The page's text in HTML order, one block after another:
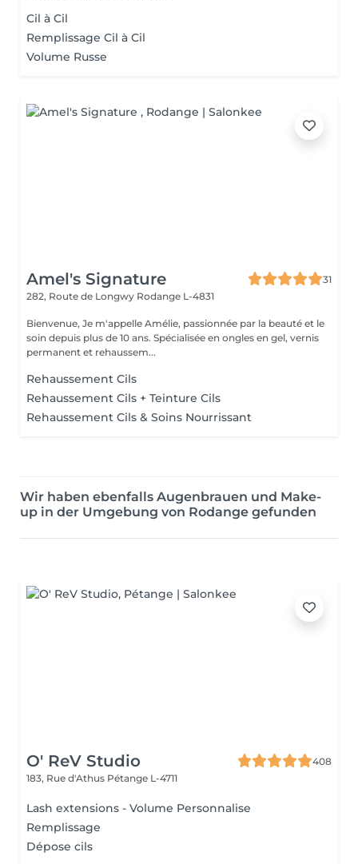
Cil à Cil
Remplissage Cil à Cil
Volume Russe
Amel's Signature
31
282, Route de Longwy Rodange L-4831
Bienvenue, Je m'appelle Amélie, passionnée par la beauté et le
soin depuis plus de 10 ans. Spécialisée en ongles en gel, vernis
permanent et rehaussem...
Rehaussement Cils
Rehaussement Cils + Teinture Cils
Rehaussement Cils & Soins Nourrissant
Wir haben ebenfalls Augenbrauen und Make-
up in der Umgebung von Rodange gefunden
O' ReV Studio
408
183, Rue d'Athus Pétange L-4711
Lash extensions - Volume Personnalise
Remplissage
Dépose cils